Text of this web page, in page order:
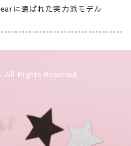
に選ばれた実力派モデル
Rights Reserved.